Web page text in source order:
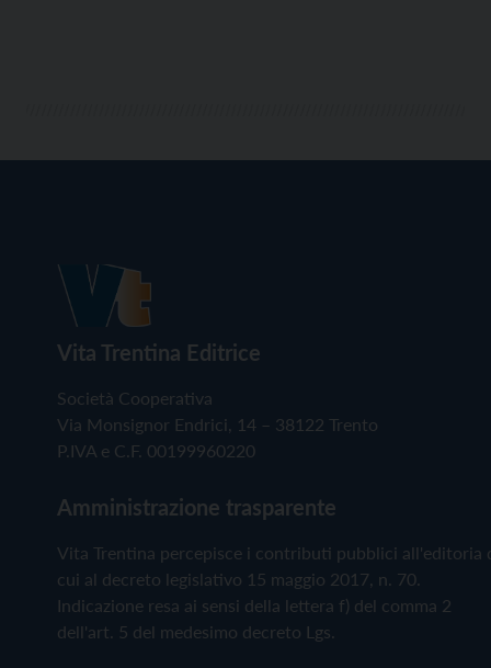
Vita Trentina Editrice
Società Cooperativa
Via Monsignor Endrici, 14 – 38122 Trento
P.IVA e C.F. 00199960220
Amministrazione trasparente
Vita Trentina percepisce i contributi pubblici all'editoria
cui al decreto legislativo 15 maggio 2017, n. 70.
Indicazione resa ai sensi della lettera f) del comma 2
dell'art. 5 del medesimo decreto Lgs.